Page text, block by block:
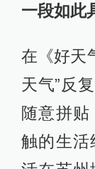
一段如此
在《好天
天气”反
随意拼
触的生活